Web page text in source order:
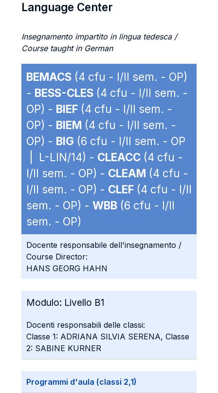
Language Center
Insegnamento impartito in lingua tedesca /
Course taught in German
BEMACS (4 cfu - I/II sem. - OP)
- BESS-CLES (4 cfu - I/II sem. -
OP) - BIEF (4 cfu - I/II sem. -
OP) - BIEM (4 cfu - I/II sem. -
OP) - BIG (6 cfu - I/II sem. - OP
| L-LIN/14) - CLEACC (4 cfu -
I/II sem. - OP) - CLEAM (4 cfu -
I/II sem. - OP) - CLEF (4 cfu - I/II
sem. - OP) - WBB (6 cfu - I/II
sem. - OP)
Docente responsabile dell'insegnamento /
Course Director:
HANS GEORG HAHN
Modulo: Livello B1
Docenti responsabili delle classi:
Classe 1: ADRIANA SILVIA SERENA, Classe
2: SABINE KURNER
Programmi d'aula (classi 2,1)